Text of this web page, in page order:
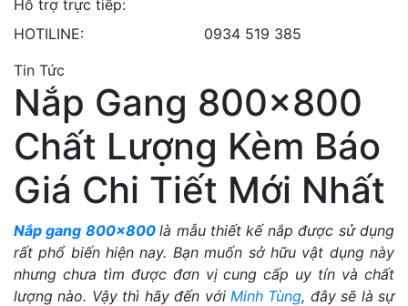
Hỗ trợ trực tiếp:
HOTILINE:
0934 519 385
Tin Tức
Nắp Gang 800×800
Chất Lượng Kèm Báo
Giá Chi Tiết Mới Nhất
Nắp gang 800×800 là mẫu thiết kế nắp được sử dụng
rất phổ biến hiện nay. Bạn muốn sở hữu vật dụng này
nhưng chưa tìm được đơn vị cung cấp uy tín và chất
lượng nào. Vậy thì hãy đến với Minh Tùng, đây sẽ là sự